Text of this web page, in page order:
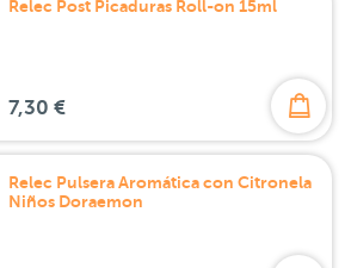
Relec Post Picaduras Roll-on 15ml
7,30 €
Relec Pulsera Aromática con Citronela
Niños Doraemon